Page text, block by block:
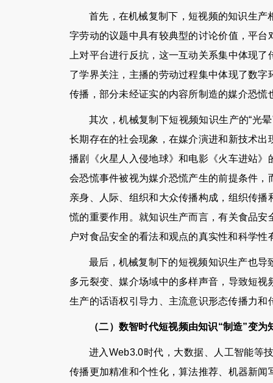
首先，在机械复制下，短视频的知识生
字劳动的议题中具有较典型的讨论价值，平
上对平台进行反抗，这一互动关系集中体现
了学界关注，主播的劳动过程集中体现了数
传播，部分未经证实的内容所制造的媒介恐
其次，机械复制下短视频知识生产的“光
长期存在的社会现象，在媒介演进和新技术
播剧《火星人入侵地球》和电影《火车进站
会恐慌事件被视为媒介恐慌产生的前提条件
亲身、人际、组织和大众传播构成，组织传
慌的重要作用。就知识生产而言，有关食品
户对食品安全的看法和观点的真实性和科学性
最后，机械复制下的短视频知识生产也
多元裂变、媒介场域中的多样声音，导致短
生产的话语权引导力、主流意识形态传播力
（二）数智时代短视频由知识“制造”变为
进入Web3.0时代，大数据、人工智能等
传播更加精准和个性化，算法推荐、机器新